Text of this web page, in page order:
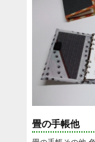
畳の手帳他